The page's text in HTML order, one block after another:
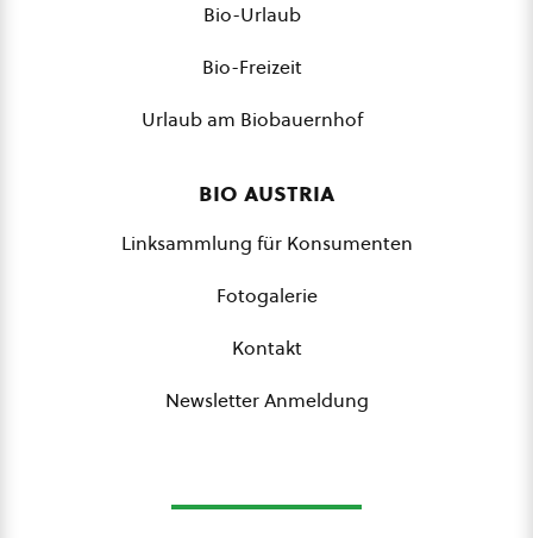
Bio-Urlaub
Bio-Freizeit
Urlaub am Biobauernhof
bio austria
Linksammlung für Konsumenten
Fotogalerie
Kontakt
Newsletter Anmeldung